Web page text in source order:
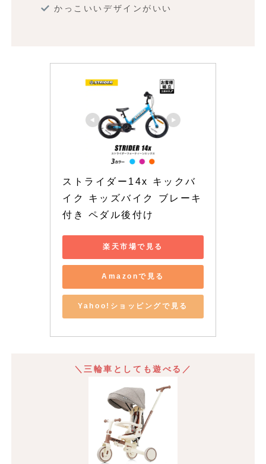
かっこいいデザインがいい
ストライダー14x キックバ
イク キッズバイク ブレーキ
付き ペダル後付け
楽天市場で見る
Amazonで見る
Yahoo!ショッピングで見る
＼三輪車としても遊べる／